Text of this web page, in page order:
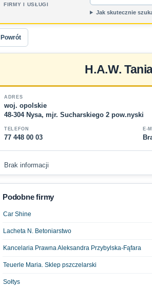
FIRMY I USŁUGI
Jak skutecznie
Powrót
H.A.W.
ADRES
woj. opolskie
48-304 Nysa, mjr. Sucharskiego 2 pow.nyski
TELEFON
77 448 00 03
E-
Brak informacji
Podobne firmy
Car Shine
Lacheta N. Betoniarstwo
Kancelaria Prawna Aleksandra Przybylska-Fąfara
Teuerle Maria. Sklep pszczelarski
Sołtys